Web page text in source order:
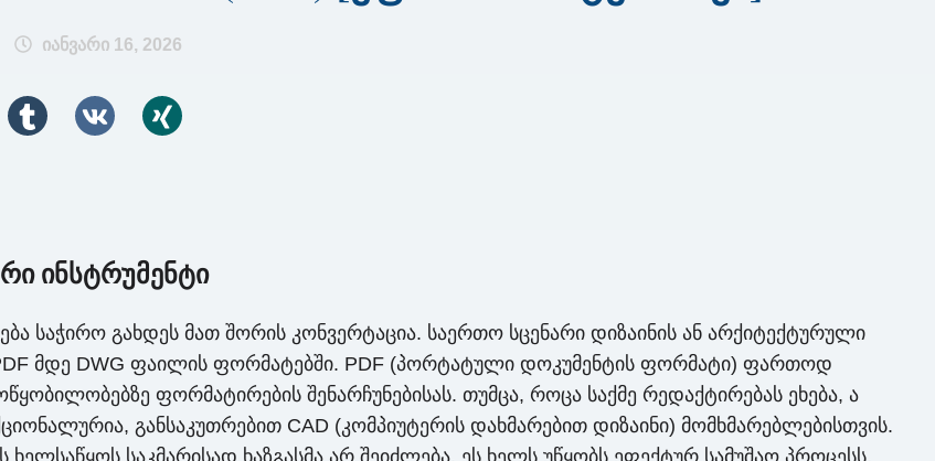
იანვარი 16, 2026
ინსტრუმენტი
საჭირო გახდეს მათ შორის კონვერტაცია. საერთო სცენარი დიზაინის ან არქიტექტურული
მდე DWG ფაილის ფორმატებში. PDF (პორტატული დოკუმენტის ფორმატი) ფართოდ
ფორმატირების შენარჩუნებისას. თუმცა, როცა საქმე რედაქტირებას ეხება, ა
განსაკუთრებით CAD (კომპიუტერის დახმარებით დიზაინი) მომხმარებლებისთვის.
საკმარისად ხაზგასმა არ შეიძლება. ეს ხელს უწყობს ეფექტურ სამუშაო პროცესს,